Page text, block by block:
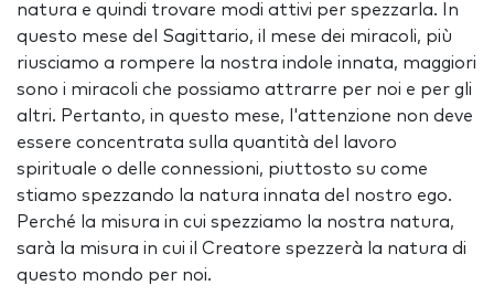
natura e quindi trovare modi attivi per spezzarla. In
questo mese del Sagittario, il mese dei miracoli, più
riusciamo a rompere la nostra indole innata, maggiori
sono i miracoli che possiamo attrarre per noi e per gli
altri. Pertanto, in questo mese, l'attenzione non deve
essere concentrata sulla quantità del lavoro
spirituale o delle connessioni, piuttosto su come
stiamo spezzando la natura innata del nostro ego.
Perché la misura in cui spezziamo la nostra natura,
sarà la misura in cui il Creatore spezzerà la natura di
questo mondo per noi.